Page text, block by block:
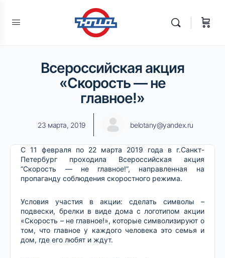
Всероссийская акция
«Скорость — не
главное!»
23 марта, 2019 belotany@yandex.ru
С 11 февраля по 22 марта 2019 года в г.Санкт-
Петербург проходила Всероссийская акция
“Скорость — не главное!”, направленная на
пропаганду соблюдения скоростного режима.
Условия участия в акции: сделать символы –
подвески, брелки в виде дома с логотипом акции
«Скорость – не главное!», которые символизируют о
том, что главное у каждого человека это семья и
дом, где его любят и ждут.